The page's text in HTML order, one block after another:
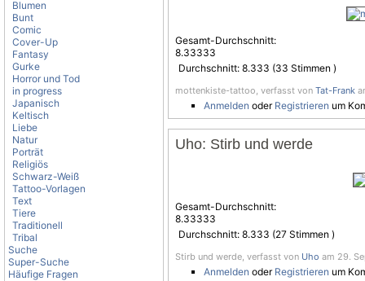
Blumen
Bunt
Comic
Cover-Up
Fantasy
Gurke
Horror und Tod
in progress
Japanisch
Keltisch
Liebe
Natur
Porträt
Religiös
Schwarz-Weiß
Tattoo-Vorlagen
Text
Tiere
Traditionell
Tribal
Suche
Super-Suche
Häufige Fragen
Gesamt-Durchschnitt:
8.33333
Durchschnitt: 8.333 (33 Stimmen )
mottenkiste-tattoo, verfasst von Tat-Frank
Anmelden oder Registrieren um
Uho: Stirb und werde
Gesamt-Durchschnitt:
8.33333
Durchschnitt: 8.333 (27 Stimmen )
Stirb und werde, verfasst von Uho am 29.
Anmelden oder Registrieren um